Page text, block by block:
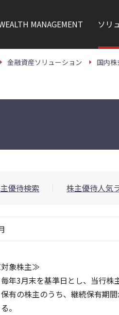
MANAGEMENT ソリ
金融資産ソリューション 国内株
優待検索 株主優待人気
象株主≫
年3月末を基準日とし、当行株
有の株主のうち、継続保有期
。